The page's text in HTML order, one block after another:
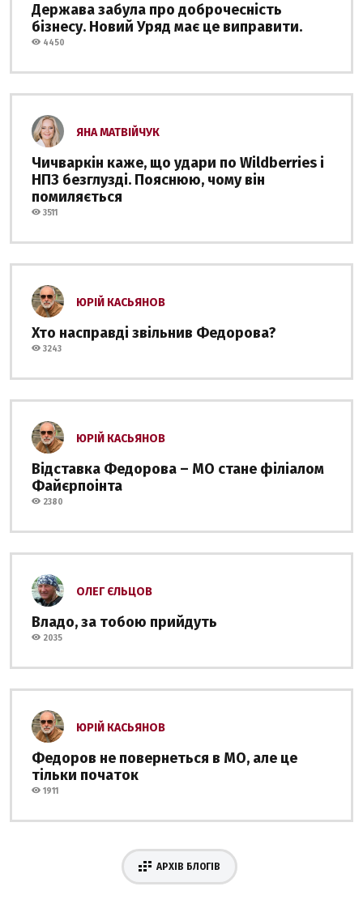
Держава забула про доброчесність
бізнесу. Новий Уряд має це виправити.
4450
ЯНА МАТВІЙЧУК
Чичваркін каже, що удари по Wildberries і
НПЗ безглузді. Пояснюю, чому він
помиляється
3511
ЮРІЙ КАСЬЯНОВ
Хто насправді звільнив Федорова?
3243
ЮРІЙ КАСЬЯНОВ
Відставка Федорова – МО стане філіалом
Файєрпоінта
2380
ОЛЕГ ЄЛЬЦОВ
Владо, за тобою прийдуть
2035
ЮРІЙ КАСЬЯНОВ
Федоров не повернеться в МО, але це
тільки початок
1911
АРХІВ БЛОГІВ